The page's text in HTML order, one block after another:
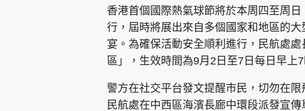
Oh!爸媽 JobMarket 頭條搵工
香港首個國際熱氣球節將於本周四至周
行，屆時將展出來自多個國家和地區的
宴。為確保活動安全順利進行，民航處
區」，生效時間為9月2日至7日每日早上
警方在社交平台發文提醒市民，切勿在
民航處在中西區海濱長廊中環段派發宣